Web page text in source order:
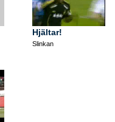
Hjältar!
Slinkan